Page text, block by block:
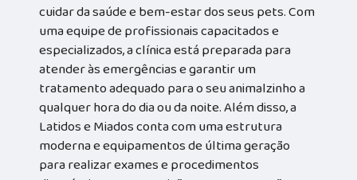
cuidar da saúde e bem-estar dos seus pets. Com
uma equipe de profissionais capacitados e
especializados, a clínica está preparada para
atender às emergências e garantir um
tratamento adequado para o seu animalzinho a
qualquer hora do dia ou da noite. Além disso, a
Latidos e Miados conta com uma estrutura
moderna e equipamentos de última geração
para realizar exames e procedimentos